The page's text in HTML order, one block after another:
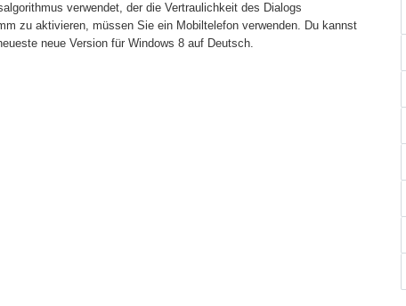
verwendet, der die Vertraulichkeit des Dialogs
zu aktivieren, müssen Sie ein Mobiltelefon verwenden. Du kannst
neue Version für Windows 8 auf Deutsch.